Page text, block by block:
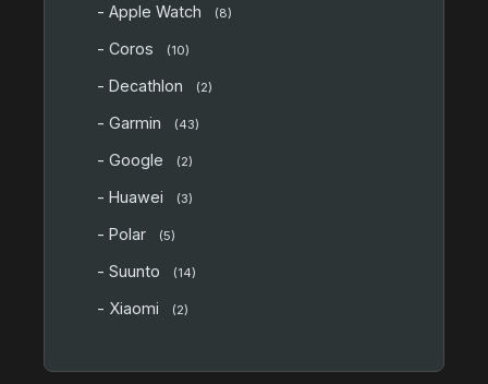
- Apple Watch (8)
- Coros (10)
- Decathlon (2)
- Garmin (43)
- Google (2)
- Huawei (3)
- Polar (5)
- Suunto (14)
- Xiaomi (2)